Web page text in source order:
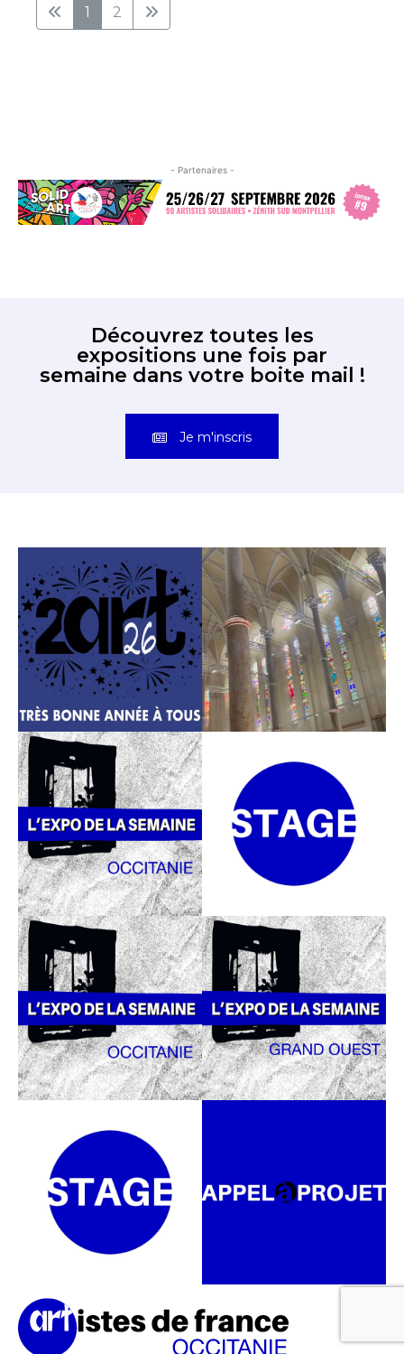
1 2
- Partenaires -
Découvrez toutes les
expositions une fois par
semaine dans votre boite mail !
Je m'inscris